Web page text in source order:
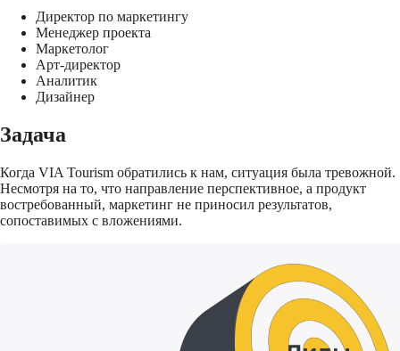
Директор по маркетингу
Менеджер проекта
Маркетолог
Арт-директор
Аналитик
Дизайнер
Задача
Когда VIA Tourism обратились к нам, ситуация была тревожной.
Несмотря на то, что направление перспективное, а продукт
востребованный, маркетинг не приносил результатов,
сопоставимых с вложениями.